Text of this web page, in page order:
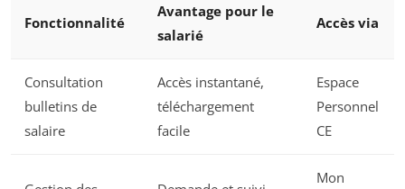
Fonctionnalité
Avantage pour le
salarié
Accès via
Consultation
bulletins de
salaire
Accès instantané,
téléchargement
facile
Espace
Personnel
CE
Mon